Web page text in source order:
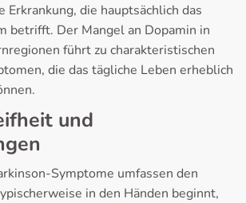
Erkrankung, die hauptsächlich das
betrifft. Der Mangel an Dopamin in
führt zu charakteristischen
die das tägliche Leben erheblich
und
Symptome umfassen den
in den Händen beginnt,